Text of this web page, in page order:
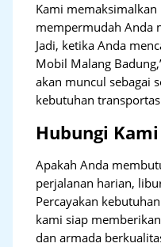
Kami
mempermudah Anda
Jadi, ketika Anda
Mobil Malang
akan muncul sebagai
kebutuhan
Hubungi
Apakah Anda
perjalanan harian,
Percayakan
kami siap
dan armada